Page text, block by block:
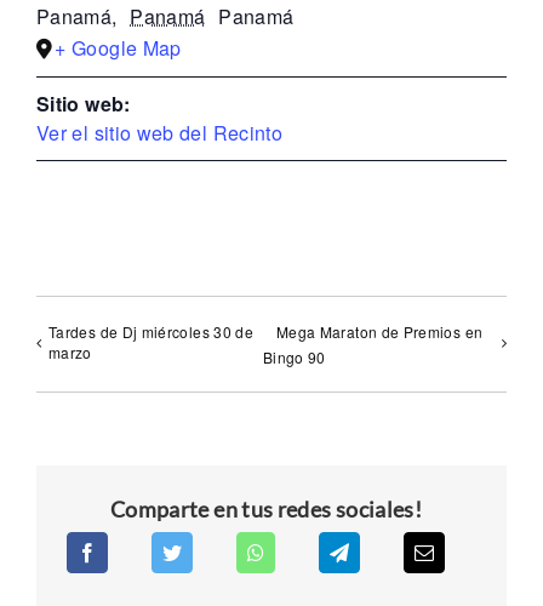
Panamá, Panamá Panamá
+ Google Map
Sitio web:
Ver el sitio web del Recinto
Tardes de Dj miércoles 30 de
marzo
Mega Maraton de Premios en
Bingo 90
Comparte en tus redes sociales!